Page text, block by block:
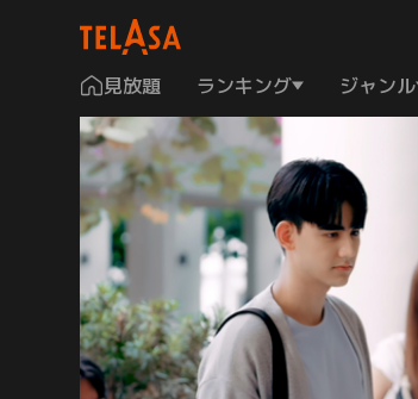
見放題 ランキング ジャンル